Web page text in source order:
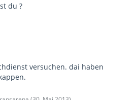
du ?
versuchen. dai haben